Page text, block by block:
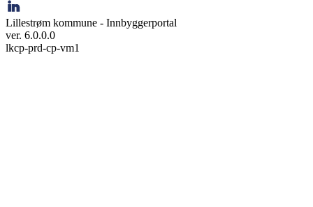
Lillestrøm kommune - Innbyggerportal
ver. 6.0.0.0
lkcp-prd-cp-vm1